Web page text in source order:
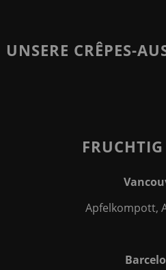
UNSERE CRÊPES-
FRUCHTIG
Apfelkompott,